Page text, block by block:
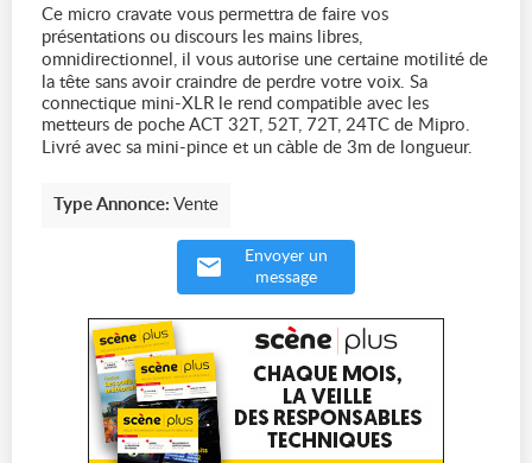
Ce micro cravate vous permettra de faire vos
présentations ou discours les mains libres,
omnidirectionnel, il vous autorise une certaine motilité de
la tête sans avoir craindre de perdre votre voix. Sa
connectique mini-XLR le rend compatible avec les
metteurs de poche ACT 32T, 52T, 72T, 24TC de Mipro.
Livré avec sa mini-pince et un càble de 3m de longueur.
Type Annonce: Vente
Envoyer un
message